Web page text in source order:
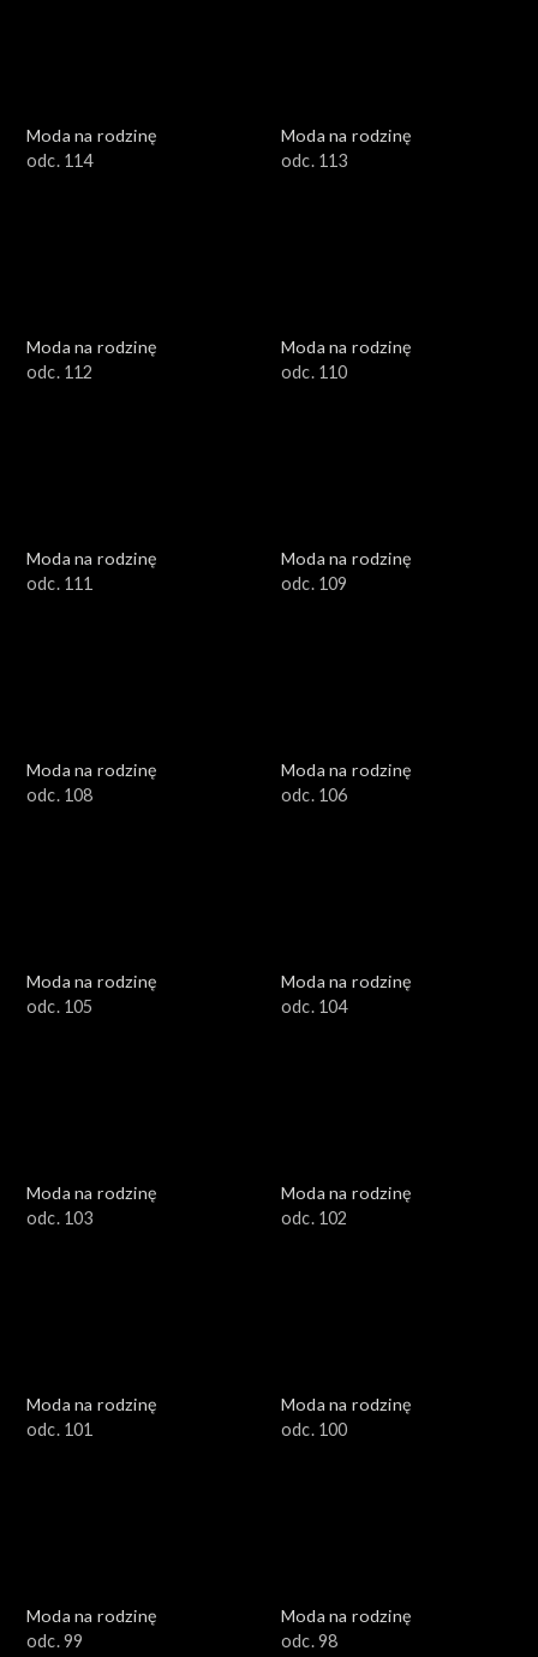
Moda na rodzinę
odc. 114
Moda na rodzinę
odc. 113
Moda na rodzinę
odc. 112
Moda na rodzinę
odc. 110
Moda na rodzinę
odc. 111
Moda na rodzinę
odc. 109
Moda na rodzinę
odc. 108
Moda na rodzinę
odc. 106
Moda na rodzinę
odc. 105
Moda na rodzinę
odc. 104
Moda na rodzinę
odc. 103
Moda na rodzinę
odc. 102
Moda na rodzinę
odc. 101
Moda na rodzinę
odc. 100
Moda na rodzinę
odc. 99
Moda na rodzinę
odc. 98